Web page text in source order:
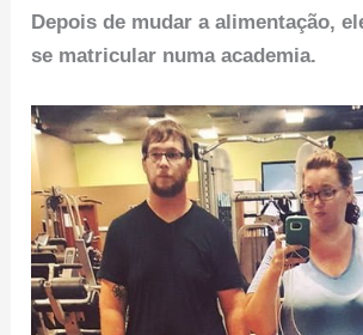
Depois de mudar a alimentação,
se matricular numa academia.